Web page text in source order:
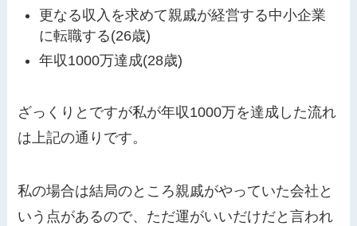
更なる収入を求めて親戚が経営する中小企業
に転職する(26歳)
年収1000万達成(28歳)
ざっくりとですが私が年収1000万を達成した流れ
は上記の通りです。
私の場合は結局のところ親戚がやっていた会社と
いう点があるので、ただ運がいいだけだと言われ